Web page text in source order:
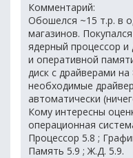
Комментарий:
Обошелся ~15 т.р. в
магазинов.
ядерный процессор и
и оперативной
диск с драйверами
необходимые
автоматически
Кому интересны
операционная
Процессор 5.8 ;
Память 5.9 ; Ж.Д. 5.9.